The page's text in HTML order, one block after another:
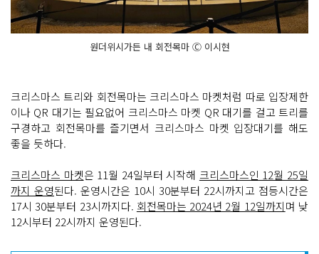
원더위시가든 내 회전목마 Ⓒ 이시현
크리스마스 트리와 회전목마는 크리스마스 마켓처럼 따로 입장제한
이나 QR 대기는 필요없어 크리스마스 마켓 QR 대기를 걸고 트리를
구경하고 회전목마를 즐기면서 크리스마스 마켓 입장대기를 해도
좋을 듯하다.
크리스마스 마켓은 11월 24일부터 시작해 크리스마스인 12월 25일
까지 운영된다. 운영시간은 10시 30분부터 22시까지고 점등시간은
17시 30분부터 23시까지다. 회전목마는 2024년 2월 12일까지며 낮
12시부터 22시까지 운영된다.